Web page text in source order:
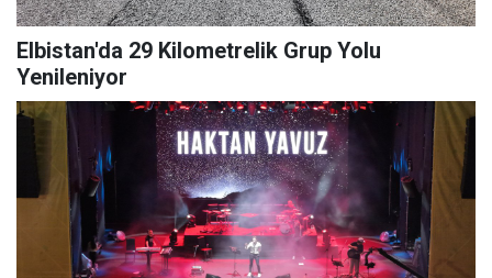
Elbistan'da 29 Kilometrelik Grup Yolu
Yenileniyor